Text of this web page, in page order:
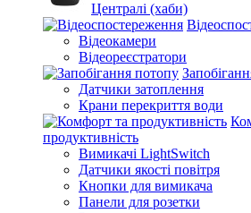
Централі (хаби)
Відеокамери
Відеореєстратори
Датчики затоплення
Крани перекриття води
продуктивність
Вимикачі LightSwitch
Датчики якості повітря
Кнопки для вимикача
Панели для розетки